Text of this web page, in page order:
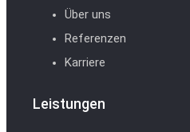
Über uns
Referenzen
Karriere
Leistungen